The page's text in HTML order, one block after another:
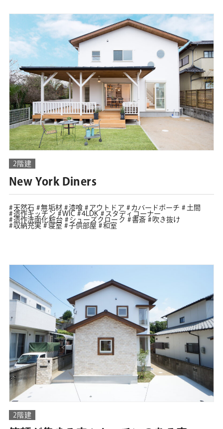
2階建
New York Diners
天然石 無垢材 漆喰 アウトドア カバードポーチ
土間
造作キッチン
WIC 4LDK
スタディコーナー
造作洗面化粧台
シューズクローク 書斎
吹き抜け
収納充実
寝室 子供部屋 和室
2階建